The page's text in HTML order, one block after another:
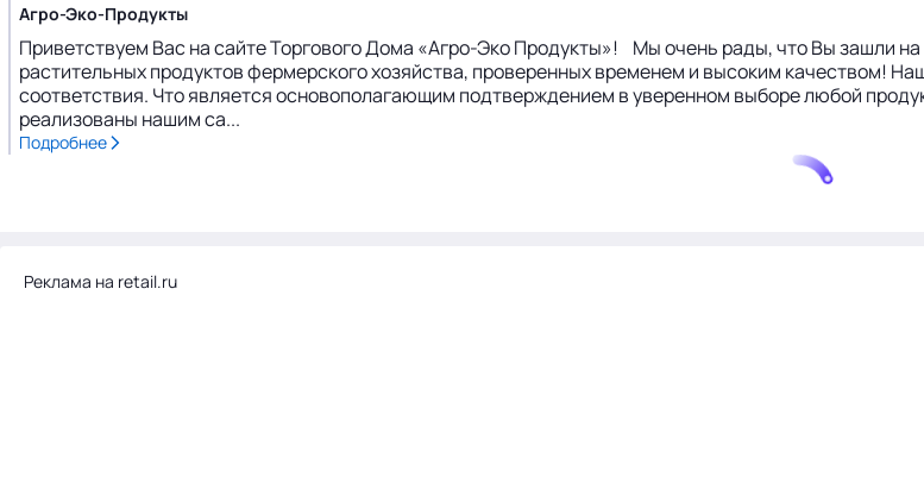
Агро-Эко-Продукты
Приветствуем Вас на сайте Торгового Дома «Агро-Эко Продукты»! Мы очень рады, что Вы зашли
растительных продуктов фермерского хозяйства, проверенных временем и высоким качеством!
соответствия. Что является основополагающим подтверждением в уверенном выборе любой
реализованы нашим са...
Подробнее
Реклама на retail.ru